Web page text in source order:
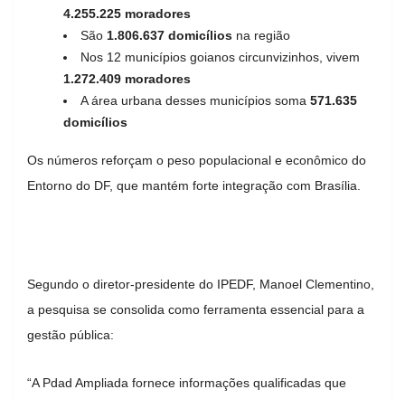
4.255.225 moradores
São 1.806.637 domicílios na região
Nos 12 municípios goianos circunvizinhos, vivem
1.272.409 moradores
A área urbana desses municípios soma 571.635
domicílios
Os números reforçam o peso populacional e econômico do
Entorno do DF, que mantém forte integração com Brasília.
Segundo o diretor-presidente do IPEDF, Manoel Clementino,
a pesquisa se consolida como ferramenta essencial para a
gestão pública:
“A Pdad Ampliada fornece informações qualificadas que